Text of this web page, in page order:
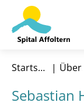
Startseite Über uns
Sebastian